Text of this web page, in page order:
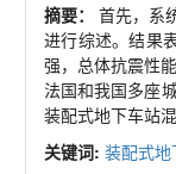
摘要：首先，系
进行综述。结果表
强，总体抗震性
法国和我国多座
装配式地下车站
关键词: 装配式